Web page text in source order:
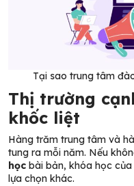
Tại sao trung tâm
Thị trường
khốc liệt
Hàng trăm trung tâm và
tung ra mỗi năm. Nếu
học bài bản, khóa học
lựa chọn khác.